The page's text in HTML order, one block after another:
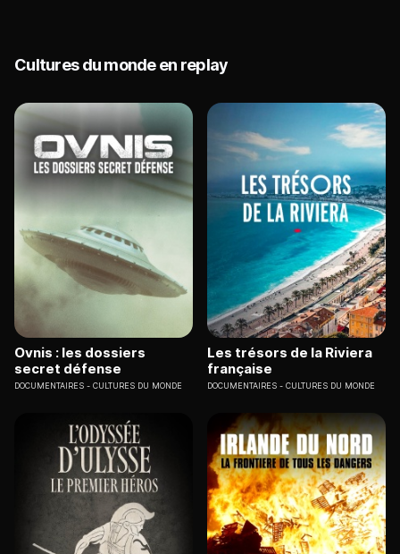
Cultures du monde en replay
Ovnis : les dossiers
secret défense
DOCUMENTAIRES CULTURES DU MONDE
Les trésors de la Riviera
française
DOCUMENTAIRES CULTURES DU MONDE